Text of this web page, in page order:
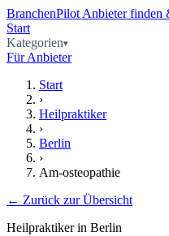
BranchenPilot Anbieter finden
Start
Kategorien
Für Anbieter
Start
›
Heilpraktiker
›
Berlin
›
Am-osteopathie
← Zurück zur Übersicht
Heilpraktiker in Berlin